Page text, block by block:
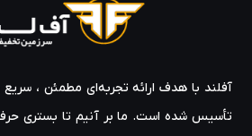
آفلند با هدف ارائه‌ تجربه‌ای مطمئن ،
تأسیس شده است. ما بر آنیم تا بستری